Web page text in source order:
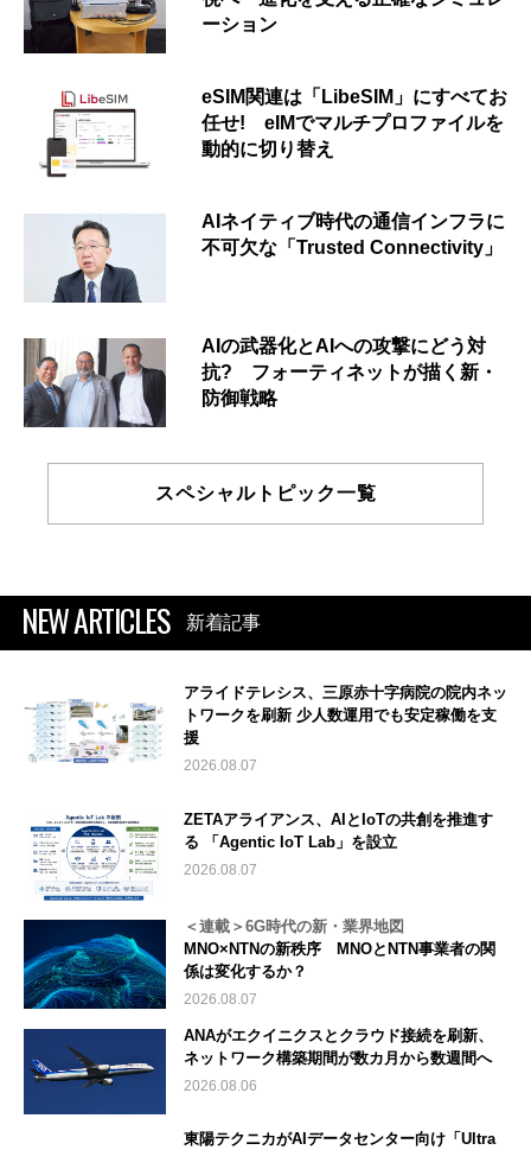
ーション
eSIM関連は「LibeSIM」にすべてお
任せ! eIMでマルチプロファイルを
動的に切り替え
AIネイティブ時代の通信インフラに
不可欠な「Trusted Connectivity」
AIの武器化とAIへの攻撃にどう対
抗? フォーティネットが描く新・
防御戦略
スペシャルトピック一覧
NEW ARTICLES 新着記事
アライドテレシス、三原赤十字病院の院内ネッ
トワークを刷新 少人数運用でも安定稼働を支
援
2026.08.07
ZETAアライアンス、AIとIoTの共創を推進す
る 「Agentic IoT Lab」を設立
2026.08.07
＜連載＞6G時代の新・業界地図
MNO×NTNの新秩序 MNOとNTN事業者の関
係は変化するか？
2026.08.07
ANAがエクイニクスとクラウド接続を刷新、
ネットワーク構築期間が数カ月から数週間へ
2026.08.06
東陽テクニカがAIデータセンター向け「Ultra